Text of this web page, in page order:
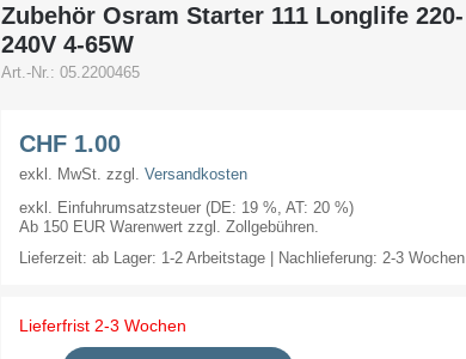
Zubehör Osram Starter 111 Longlife 220-
240V 4-65W
Art.-Nr.: 05.2200465
CHF1.00
exkl. MwSt. zzgl. Versandkosten
exkl. Einfuhrumsatzsteuer (DE: 19 %, AT: 20 %)
Ab 150 EUR Warenwert zzgl. Zollgebühren.
Lieferzeit: ab Lager: 1-2 Arbeitstage | Nachlieferung: 2-3 Wochen
Lieferfrist 2-3 Wochen